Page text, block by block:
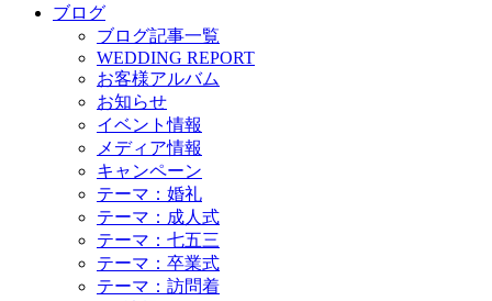
ブログ
ブログ記事一覧
WEDDING REPORT
お客様アルバム
お知らせ
イベント情報
メディア情報
キャンペーン
テーマ：婚礼
テーマ：成人式
テーマ：七五三
テーマ：卒業式
テーマ：訪問着